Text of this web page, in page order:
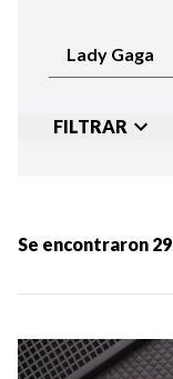
FILTRAR
Periodo:
Se encontraron 29